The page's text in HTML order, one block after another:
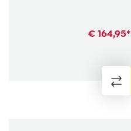
€ 164,95*